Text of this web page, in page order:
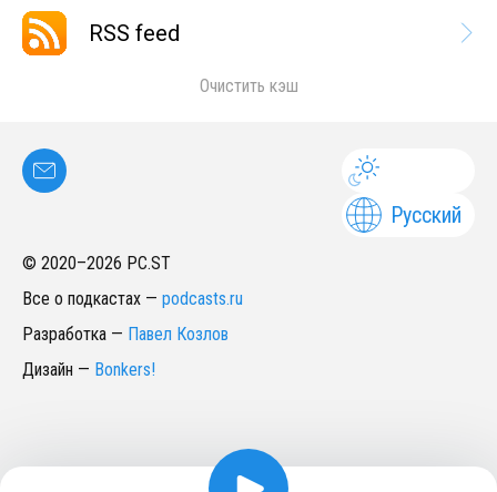
RSS feed
Очистить кэш
Русский
© 2020–2026 PC.ST
Все о подкастах — podcasts.ru
Разработка — Павел Козлов
Дизайн — Bonkers!